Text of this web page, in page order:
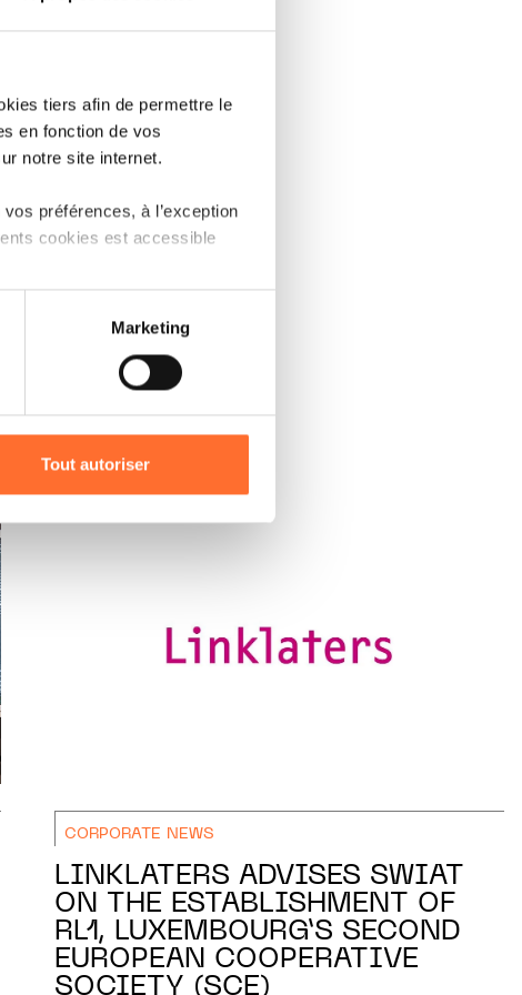
tiers afin de permettre le
en fonction de vos
notre site internet.
préférences, à l’exception
cookies est accessible
partage sur les réseaux
de protection des données
Marketing
Tout autoriser
marché, il
spécifique,
CORPORATE NEWS
LINKLATERS ADVISES SWIAT
ON THE ESTABLISHMENT OF
RL1, LUXEMBOURG’S SECOND
EUROPEAN COOPERATIVE
SOCIETY (SCE)